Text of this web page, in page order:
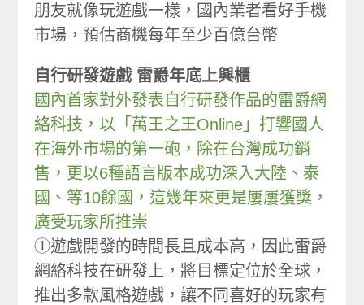
朋友就像玩遊戲一樣，國內業者看好手機
市場，預估商機每年至少百億台幣
自行研發遊戲 雷爵年底上興櫃
國內首家對外發表自行研發作品的雷爵網
絡科技，以「萬王之王Online」打響國人
在海外市場的第一砲，除在台灣成功銷
售，更以6種語言版本成功深入大陸、泰
國、等10餘國，這幾年來更是屢屢獲獎，
廣受玩家所推崇
①遊戲開發的時間長且成本高，因此雷爵
網絡科技在研發上，將目標定位於全球，
推出多款風格遊戲，讓不同喜好的玩家有